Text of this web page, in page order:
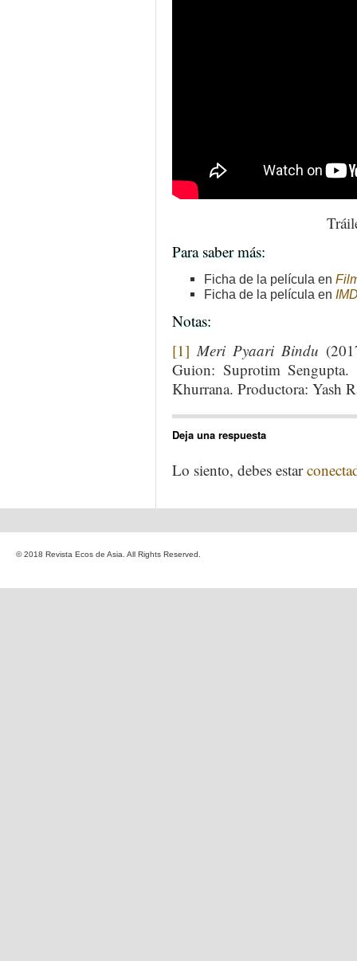
Para saber más:
Ficha de la película en
Ficha de la película en
Notas:
[1] Meri Pyaari Bindu
Guion: Suprotim Sengupta.
Khurrana. Productora: Yash
Deja una respuesta
Lo siento, debes estar
© 2018 Revista Ecos de Asia. All Rights Reserved.